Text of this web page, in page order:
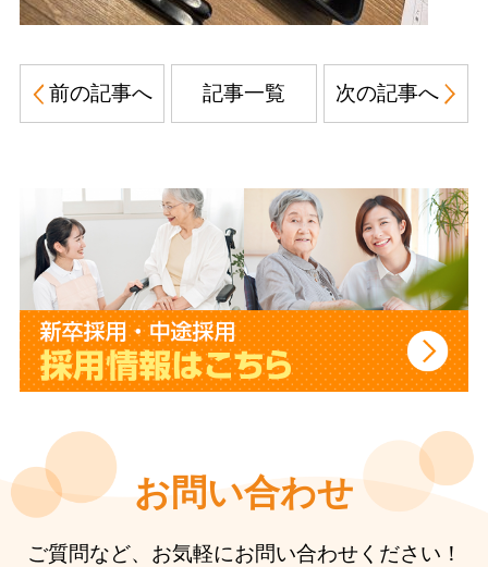
前の記事へ 次の記事へ
記事一覧
お問い合わせ
ご質問など、お気軽にお問い合わせください！